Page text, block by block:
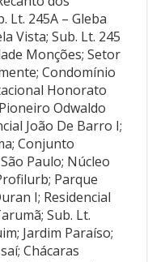
Lt. 245A – Gleba
Vista; Sub. Lt. 245
Monções; Setor
Condomínio
Honorato
Odwaldo
João De Barro I;
Conjunto
Paulo; Núcleo
Parque
I; Residencial
Sub. Lt.
Jardim Paraíso;
Chácaras